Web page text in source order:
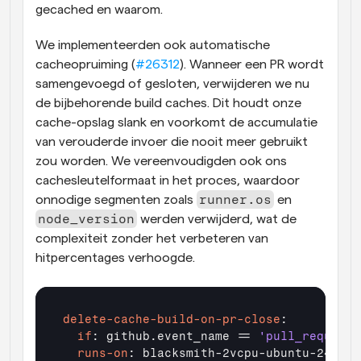
gecached en waarom.
We implementeerden ook automatische
cacheopruiming (#26312). Wanneer een PR wordt
samengevoegd of gesloten, verwijderen we nu
de bijbehorende build caches. Dit houdt onze
cache-opslag slank en voorkomt de accumulatie
van verouderde invoer die nooit meer gebruikt
zou worden. We vereenvoudigden ook ons
cachesleutelformaat in het proces, waardoor
onnodige segmenten zoals runner.os
node_version werden verwijderd, wat de
complexiteit zonder het verbeteren van
hitpercentages verhoogde.
delete-cache-build-on-pr-close
  if
: github.event_name == 'pull_request'
  runs-on